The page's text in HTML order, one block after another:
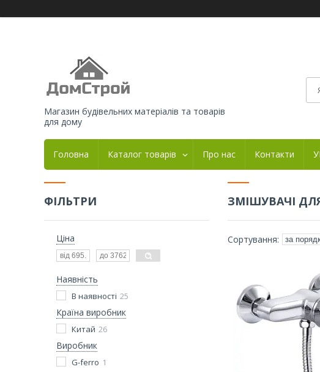
Магазин будівельних матеріалів та товарів
для дому
Головна Каталог товарів Про нас Контакти
ЗМІШУВАЧІ
ФІЛЬТРИ
Ціна
Наявність
В наявності 25
Країна виробник
Китай 26
Виробник
G-ferro 1